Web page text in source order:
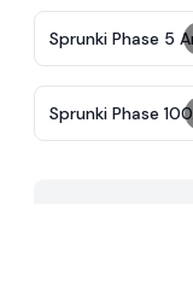
Sprunki Phase 5
Sprunki Phase